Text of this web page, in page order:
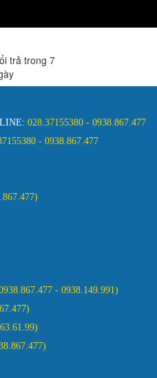
trả trong 7
028.37155380 - 0938.867.477
- 0938.867.477
- 0938.149.991)